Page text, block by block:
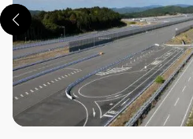
この画像の記事を読む